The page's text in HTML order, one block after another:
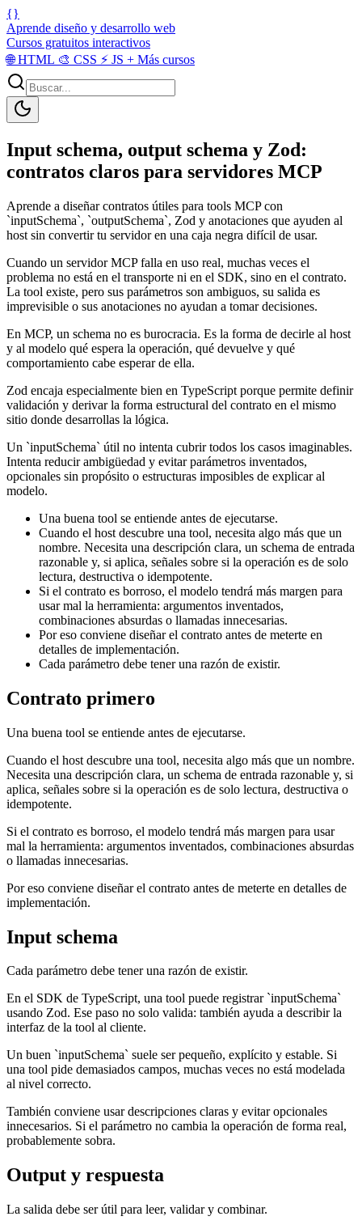
{}
Aprende diseño y desarrollo web
Cursos gratuitos interactivos
🌐HTML 🎨 CSS ⚡ JS + Más cursos
Input schema, output schema y Zod:
contratos claros para servidores MCP
Aprende a diseñar contratos útiles para tools MCP con
`inputSchema`, `outputSchema`, Zod y anotaciones que ayuden al
host sin convertir tu servidor en una caja negra difícil de usar.
Cuando un servidor MCP falla en uso real, muchas veces el
problema no está en el transporte ni en el SDK, sino en el contrato.
La tool existe, pero sus parámetros son ambiguos, su salida es
imprevisible o sus anotaciones no ayudan a tomar decisiones.
En MCP, un schema no es burocracia. Es la forma de decirle al host
y al modelo qué espera la operación, qué devuelve y qué
comportamiento cabe esperar de ella.
Zod encaja especialmente bien en TypeScript porque permite definir
validación y derivar la forma estructural del contrato en el mismo
sitio donde desarrollas la lógica.
Un `inputSchema` útil no intenta cubrir todos los casos imaginables.
Intenta reducir ambigüedad y evitar parámetros inventados,
opcionales sin propósito o estructuras imposibles de explicar al
modelo.
Una buena tool se entiende antes de ejecutarse.
Cuando el host descubre una tool, necesita algo más que un
nombre. Necesita una descripción clara, un schema de entrada
razonable y, si aplica, señales sobre si la operación es de solo
lectura, destructiva o idempotente.
Si el contrato es borroso, el modelo tendrá más margen para
usar mal la herramienta: argumentos inventados,
combinaciones absurdas o llamadas innecesarias.
Por eso conviene diseñar el contrato antes de meterte en
detalles de implementación.
Cada parámetro debe tener una razón de existir.
Contrato primero
Una buena tool se entiende antes de ejecutarse.
Cuando el host descubre una tool, necesita algo más que un nombre.
Necesita una descripción clara, un schema de entrada razonable y, si
aplica, señales sobre si la operación es de solo lectura, destructiva o
idempotente.
Si el contrato es borroso, el modelo tendrá más margen para usar
mal la herramienta: argumentos inventados, combinaciones absurdas
o llamadas innecesarias.
Por eso conviene diseñar el contrato antes de meterte en detalles de
implementación.
Input schema
Cada parámetro debe tener una razón de existir.
En el SDK de TypeScript, una tool puede registrar `inputSchema`
usando Zod. Ese paso no solo valida: también ayuda a describir la
interfaz de la tool al cliente.
Un buen `inputSchema` suele ser pequeño, explícito y estable. Si
una tool pide demasiados campos, muchas veces no está modelada
al nivel correcto.
También conviene usar descripciones claras y evitar opcionales
innecesarios. Si el parámetro no cambia la operación de forma real,
probablemente sobra.
Output y respuesta
La salida debe ser útil para leer, validar y combinar.